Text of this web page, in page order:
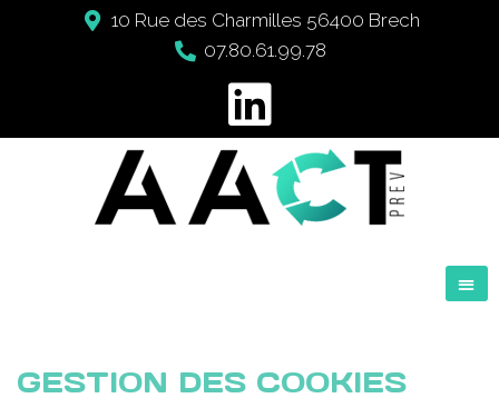
10 Rue des Charmilles 56400 Brech
07.80.61.99.78
GESTION DES COOKIES